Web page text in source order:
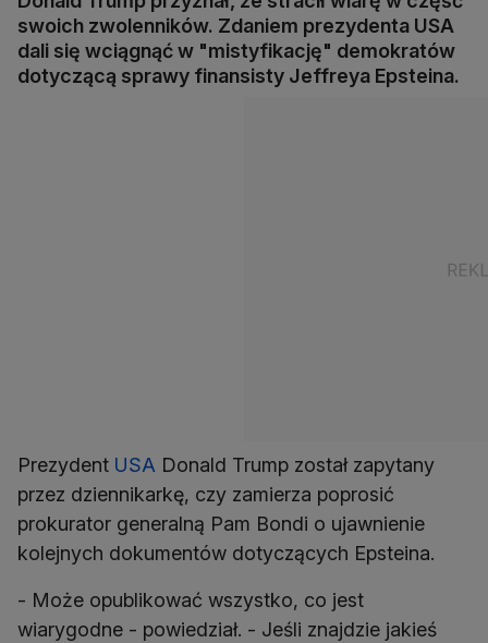
swoich zwolenników. Zdaniem prezydenta USA
dali się wciągnąć w "mistyfikację" demokratów
dotyczącą sprawy finansisty Jeffreya Epsteina.
Prezydent USA Donald Trump został zapytany
przez dziennikarkę, czy zamierza poprosić
prokurator generalną Pam Bondi o ujawnienie
kolejnych dokumentów dotyczących Epsteina.
- Może opublikować wszystko, co jest
wiarygodne - powiedział. - Jeśli znajdzie jakieś